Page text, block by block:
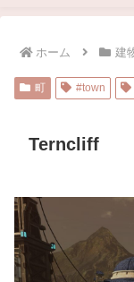
ホーム 建
町 #town
Terncliff